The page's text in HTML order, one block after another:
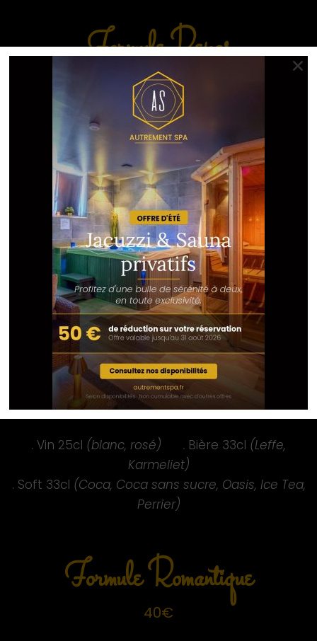
Formule Repas
Plat + Boisson + Dessert
25€/pers.
PLATS
Planche campagnarde (pour 2 pers.) :
Assortiment de charcuteries/fromages de qualité &
Baguette
.Plateau japonais :
Sushi/Sashimi/California & Sauces
.Poké Bowl au saumon mariné
DESSERTS
Flan à la vanille. Eclair au chocolat
. Tartelette au citron meringuée
. Chou à la crème vanille
BOISSONS
. Vin 25cl (blanc, rosé) . Bière 33cl (Leffe,
Karmeliet)
. Soft 33cl (Coca, Coca sans sucre, Oasis, Ice Tea,
Perrier)
Formule Romantique
40€